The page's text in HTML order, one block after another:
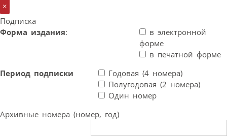
×
Подписка
Форма издания:
в электронной
форме
в печатной форме
Период подписки
Годовая (4 номера)
Полугодовая (2 номера)
Один номер
Архивные номера (номер, год)